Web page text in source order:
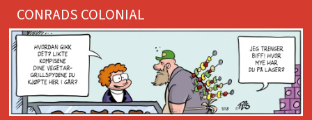
CONRADS COLONIAL